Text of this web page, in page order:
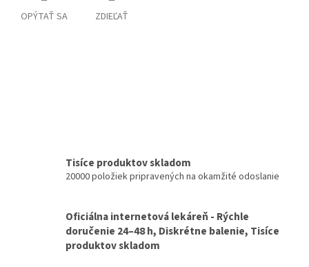
OPÝTAŤ SA ZDIEĽAŤ
Tisíce produktov skladom
20000 položiek pripravených na okamžité odoslanie
Oficiálna internetová lekáreň - Rýchle
doručenie 24–48 h, Diskrétne balenie, Tisíce
produktov skladom